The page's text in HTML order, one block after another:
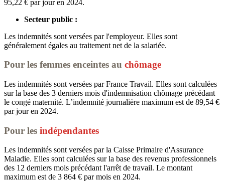
95,22 € par jour en 2024.
Secteur public :
Les indemnités sont versées par l'employeur. Elles sont
généralement égales au traitement net de la salariée.
Pour les femmes enceintes au chômage
Les indemnités sont versées par France Travail. Elles sont calculées
sur la base des 3 derniers mois d'indemnisation chômage précédant
le congé maternité. L’indemnité journalière maximum est de 89,54 €
par jour en 2024.
Pour les indépendantes
Les indemnités sont versées par la Caisse Primaire d'Assurance
Maladie. Elles sont calculées sur la base des revenus professionnels
des 12 derniers mois précédant l'arrêt de travail. Le montant
maximum est de 3 864 € par mois en 2024.